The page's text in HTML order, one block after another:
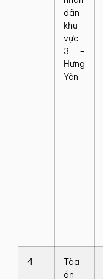
dân
khu
vực
3 –
Hưng
Yên
4
Tòa
án